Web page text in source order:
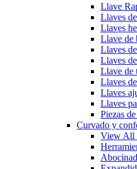
Llave
Llaves
Llaves
Llave de
Llaves
Llaves
Llave de
Llaves
Llaves
Llaves
Piezas
Curvado y
View All